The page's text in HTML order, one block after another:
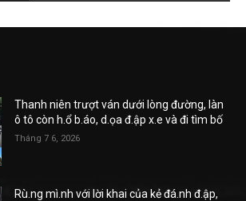
Thanh niên trượt ván dưới lòng đường, làn
ô tô còn h.ổ b.áo, d.ọa đ.ập x.e và đi tìm bố
Tháng 7 6, 2026
Rù.ng mì.nh với lời khai của kẻ đá.nh đ.ập,